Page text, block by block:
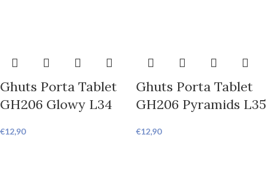
Ghuts Porta Tablet
GH206 Glowy L34
€12,90
Ghuts Porta Tablet
GH206 Pyramids L35
€12,90